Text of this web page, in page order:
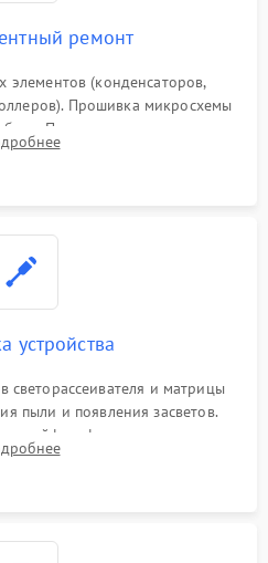
ремонт
элементов (конденсаторов,
Прошивка микросхемы
При поломке подсветки —
выгоревших светодиодов.
устройства
светорассеивателя и матрицы
пыли и появления засветов.
шлейфов, фиксация плат и
корпуса монитора.